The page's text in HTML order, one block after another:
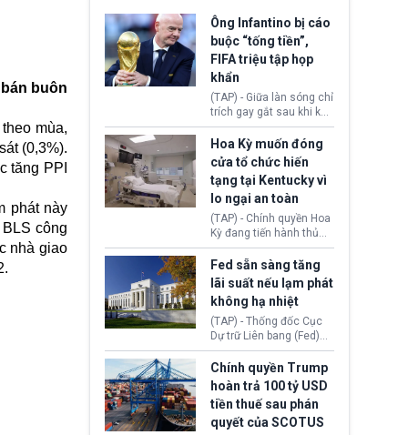
buôn
mùa,
(0,3%).
tăng PPI
phát này
công
nhà giao
Ông Infantino bị cáo
buộc “tống tiền”,
FIFA triệu tập họp
khẩn
(TAP) - Giữa làn sóng chỉ
trích gay gắt sau khi kế
hoạch thương mại hoá
World Cup bị phanh phui,
Chủ tịch Gianni Infantino
tiếp tục đối mặt cáo
buộc dùng sức ép tài
chính để đổi lấy sự ủng
chính trị từ Liên đoàn
Bóng đá Jordan. Trước
áp lực dồn dập, FIFA phải
tổ chức cuộc họp khẩn ở
Morocco.
Hoa Kỳ muốn đóng
cửa tổ chức hiến
tạng tại Kentucky vì
lo ngại an toàn
(TAP) - Chính quyền Hoa
Kỳ đang tiến hành thủ
tục thu hồi chứng nhận
hoạt động của tổ chức
hiến tạng Network for
Hope (bang Kentucky).
Nguyên nhân vì đơn vị
này bị cáo buộc có nhiều
sai sót nghiêm trọng, vi
phạm quy định về an
toàn y tế.
Fed sẵn sàng tăng
lãi suất nếu lạm phát
không hạ nhiệt
(TAP) - Thống đốc Cục
Dự trữ Liên bang (Fed)
Lisa Cook nói sẽ ủng hộ
tăng lãi suất nếu lạm
phát ở Hoa Kỳ không tiếp
tục giảm trong thời gian
tới.
Chính quyền Trump
hoàn trả 100 tỷ USD
tiền thuế sau phán
quyết của SCOTUS